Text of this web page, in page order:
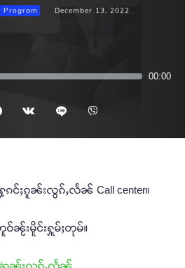
Program December 13, 2022
00:00
င်ႈၵူၼ်းလွၵ်ႇလႅၼ် Call center။
ဝ်ၼႂ်းမိူင်းႁူမ်ႈတုမ်။
ၵူၼ်းလွၵ်ႇလႅၼ်